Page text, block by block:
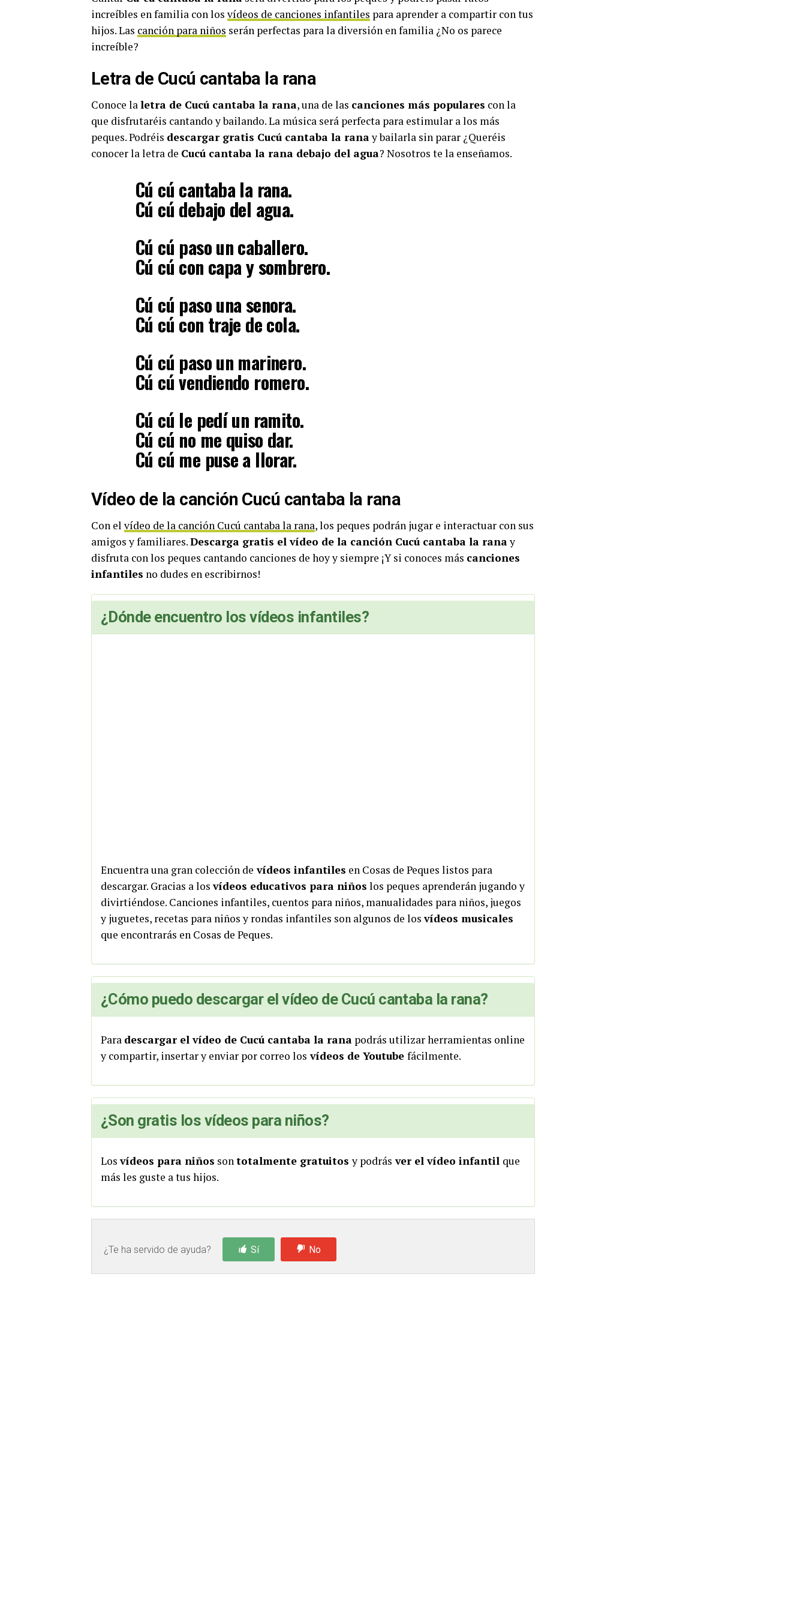
increíbles en familia con los vídeos de canciones infantiles para aprender a compartir con tus
hijos. Las canción para niños serán perfectas para la diversión en familia ¿No os parece
increíble?
Letra de Cucú cantaba la rana
Conoce laletra de Cucú cantaba la rana, una de las canciones más populares con la
que disfrutaréis cantando y bailando. La música será perfecta para estimular a los más
peques. Podréis descargar gratis Cucú cantaba la ranay bailarla sin parar ¿Queréis
conocer la letra de Cucú cantaba la rana debajo del agua? Nosotros te la enseñamos.
Cú cú cantaba la rana.
Cú cú debajo del agua.
Cú cú paso un caballero.
Cú cú con capa y sombrero.
Cú cú paso una senora.
Cú cú con traje de cola.
Cú cú paso un marinero.
Cú cú vendiendo romero.
Cú cú le pedí un ramito.
Cú cú no me quiso dar.
Cú cú me puse a llorar.
Vídeo de la canción Cucú cantaba la rana
Con el vídeo de la canción Cucú cantaba la rana, los peques podrán jugar e interactuar con sus
amigos y familiares.Descarga gratis el vídeo de la canción Cucú cantaba la ranay
disfruta con los peques cantando canciones de hoy y siempre ¡Y si conoces más canciones
infantiles no dudes en escribirnos!
¿Dónde encuentro los vídeos infantiles?
Encuentra una gran colección de vídeos infantiles en Cosas de Peques listos para
descargar. Gracias a losvídeos educativos para niños los peques aprenderán jugando y
divirtiéndose. Canciones infantiles, cuentos para niños, manualidades para niños, juegos
y juguetes, recetas para niños y rondas infantiles son algunos de losvídeos musicales
que encontrarás en Cosas de Peques.
¿Cómo puedo descargar el vídeo de Cucú cantaba la rana?
Para descargar el vídeo de Cucú cantaba la rana podrás utilizar herramientas online
y compartir, insertar y enviar por correo los vídeos de Youtube fácilmente.
¿Son gratis los vídeos para niños?
Losvídeos para niños sontotalmente gratuitosy podrás ver el vídeo infantil que
más les guste a tus hijos.
¿Te ha servido de ayuda? Sí No